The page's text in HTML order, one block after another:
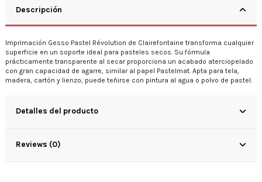
Descripción
Imprimación Gesso Pastel Révolution de Clairefontaine transforma cualquier
superficie en un soporte ideal para pasteles secos. Su fórmula
prácticamente transparente al secar proporciona un acabado aterciopelado
con gran capacidad de agarre, similar al papel Pastelmat. Apta para tela,
madera, cartón y lienzo, puede teñirse con pintura al agua o polvo de pastel.
Detalles del producto
Reviews (0)